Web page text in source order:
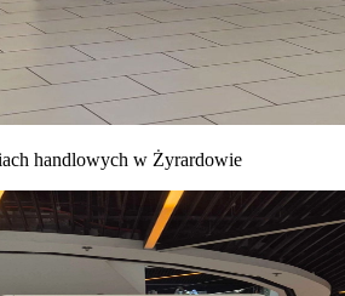
handlowych w Żyrardowie